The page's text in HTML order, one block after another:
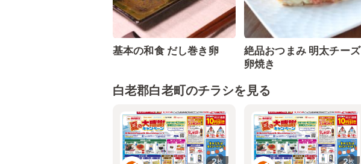
基本の和食 だし巻き卵
絶品おつまみ 明太チーズ
卵焼き
白老郡白老町のチラシを見る
2枚 2枚